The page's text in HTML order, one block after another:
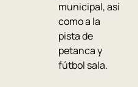
municipal, así
como a la
pista de
petanca y
fútbol sala.